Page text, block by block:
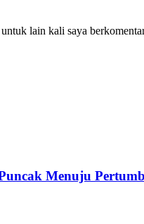
lain kali saya
Menuju